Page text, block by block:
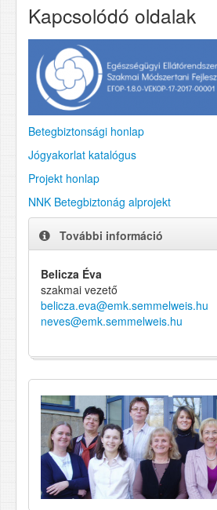
Kapcsolódó oldalak
Betegbiztonsági honlap
Jógyakorlat katalógus
Projekt honlap
NNK Betegbiztonág alprojekt
További információ
Belicza Éva
szakmai vezető
belicza.eva@emk.semmelweis.hu
neves@emk.semmelweis.hu